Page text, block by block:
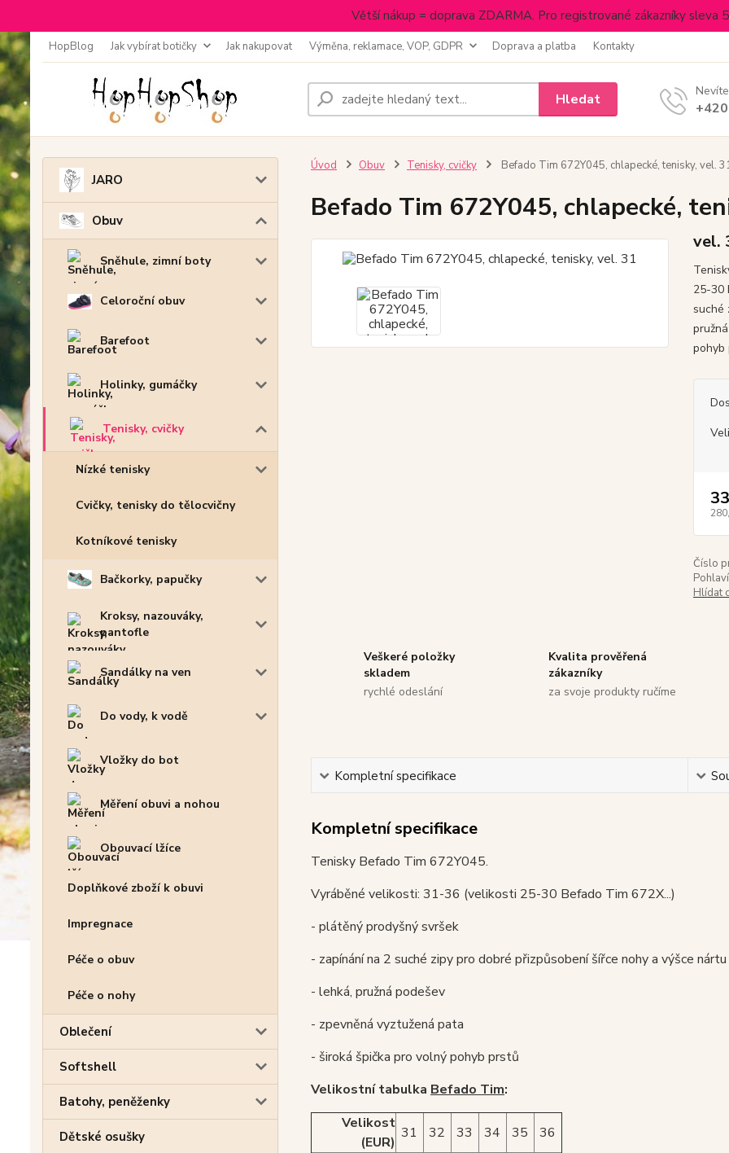
Větší nákup = doprava ZDARMA. Pro registrované zákazníky sleva
HopBlog Jak vybírat botičky Jak nakupovat Výměna, reklamace, VOP, GDPR Doprava a platba Kontakty
Hledat
JARO
Obuv
Sněhule, zimní boty
Celoroční obuv
Barefoot
Holinky, gumáčky
Tenisky, cvičky
Nízké tenisky
Cvičky, tenisky do tělocvičny
Kotníkové tenisky
Bačkorky, papučky
Kroksy, nazouváky,
pantofle
Sandálky na ven
Do vody, k vodě
Vložky do bot
Měření obuvi a nohou
Obouvací lžíce
Doplňkové zboží k obuvi
Impregnace
Péče o obuv
Péče o nohy
Oblečení
Softshell
Batohy, peněženky
Dětské osušky
Úvod Obuv Tenisky, cvičky Befado Tim 672Y045, chlapecké, tenisky, vel.
Befado Tim 672Y045, chlapecké,
vel.
25-30
suché
pohyb
Číslo
Hlídat
Veškeré položky
skladem
rychlé odeslání
Kvalita prověřená
zákazníky
za svoje produkty ručíme
Kompletní specifikace
Kompletní specifikace
Tenisky Befado Tim 672Y045.
Vyráběné velikosti: 31-36 (velikosti 25-30 Befado Tim 672X...)
- plátěný prodyšný svršek
- zapínání na 2 suché zipy pro dobré přizpůsobení šířce nohy a výšce nártu
- lehká, pružná podešev
- zpevněná vyztužená pata
- široká špička pro volný pohyb prstů
Velikostní tabulka Befado Tim:
Velikost
(EUR)
31 32 33 34 35
36